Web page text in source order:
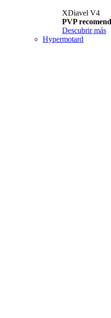
XDiavel V4
PVP
Descubrir más
Hypermotard